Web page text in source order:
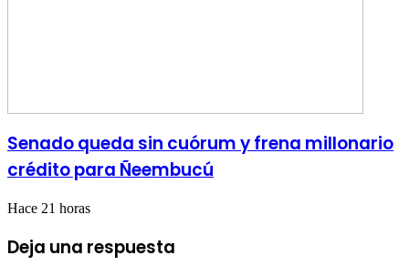
Senado queda sin cuórum y frena millonario
crédito para Ñeembucú
Hace 21 horas
Deja una respuesta